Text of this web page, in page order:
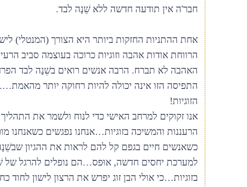
חבר'ה אין תודעה חדשה ללא שֵׁנָה לבד.
אחת ההתניות החזקות ביותר היא הצורך (המנטלי)
הרווחת אודות אהבה וזוגיות כרוכה בעוצמה סביב
האהבה לא תברח. הרבה אנשים רואים בשֵׁנָה לבד
התפיסה הזו אינה יכולה להיות רחוקה יותר
הזוגיות!
אנו זקוקים למרחב האישי כדי לנוח ולשמר את
הרעננות והמשיכה בזוגיות…אנחנו נפגשים כשאנחנו
כשאנשים חיים בגפם קל להם לראות את ההגיון
למערכת יחסים חדשה, אוּפס…הם נופלים להרגל של
בזוגיות…כי אולי הבן זוג יפרש את הרצון לישון לחוד